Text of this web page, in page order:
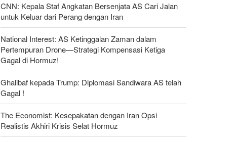
CNN: Kepala Staf Angkatan Bersenjata AS Cari Jalan
untuk Keluar dari Perang dengan Iran
National Interest: AS Ketinggalan Zaman dalam
Pertempuran Drone—Strategi Kompensasi Ketiga
Gagal di Hormuz!
Ghalibaf kepada Trump: Diplomasi Sandiwara AS telah
Gagal !
The Economist: Kesepakatan dengan Iran Opsi
Realistis Akhiri Krisis Selat Hormuz